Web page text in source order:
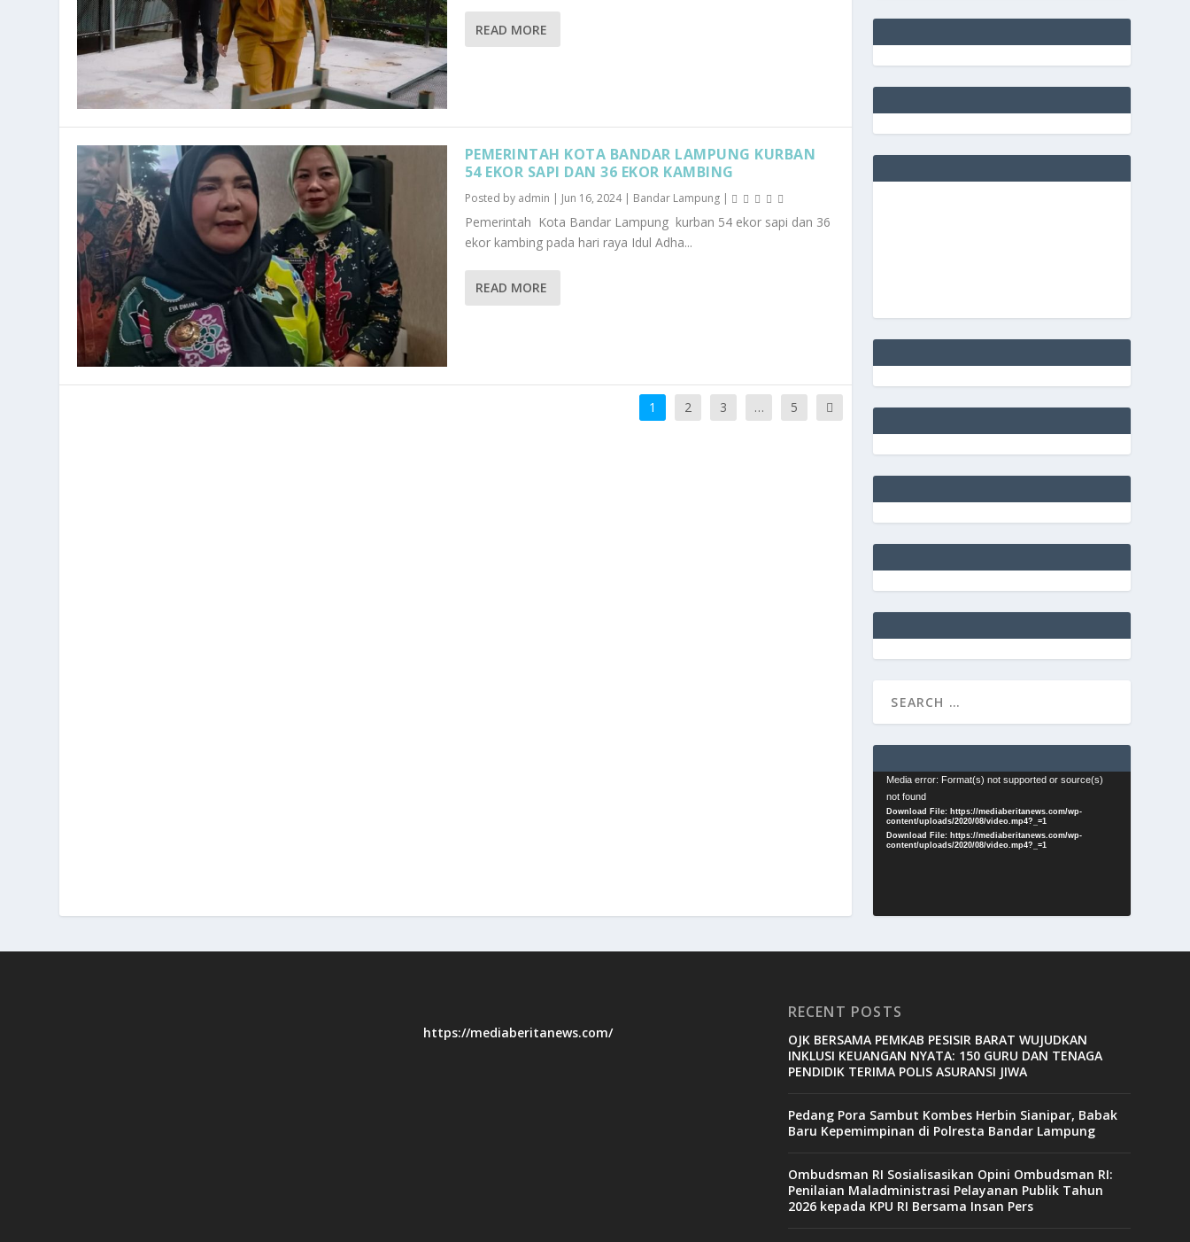
READ MORE
PEMERINTAH KOTA BANDAR LAMPUNG KURBAN
54 EKOR SAPI DAN 36 EKOR KAMBING
Posted by admin | Jun 16, 2024| Bandar Lampung|
Pemerintah Kota Bandar Lampung kurban 54 ekor sapi dan 36
ekor kambing pada hari raya Idul Adha...
READ MORE
1 2 3 … 5
Video
Player
Media error: Format(s) not supported or source(s)
not found
Download File: https://mediaberitanews.com/wp-
content/uploads/2020/08/video.mp4?_=1
Download File: https://mediaberitanews.com/wp-
content/uploads/2020/08/video.mp4?_=1
https://mediaberitanews.com/
RECENT POSTS
OJK BERSAMA PEMKAB PESISIR BARAT WUJUDKAN
INKLUSI KEUANGAN NYATA: 150 GURU DAN TENAGA
PENDIDIK TERIMA POLIS ASURANSI JIWA
Pedang Pora Sambut Kombes Herbin Sianipar, Babak
Baru Kepemimpinan di Polresta Bandar Lampung
Ombudsman RI Sosialisasikan Opini Ombudsman RI:
Penilaian Maladministrasi Pelayanan Publik Tahun
2026 kepada KPU RI Bersama Insan Pers